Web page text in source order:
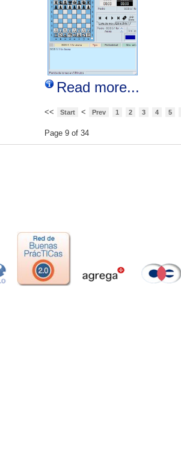
Read more...
<< Start < Prev 1 2 3 4 5
Page 9 of 34